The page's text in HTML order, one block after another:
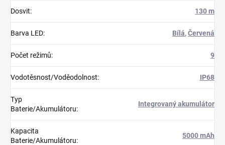
Dosvit: 130 m
Barva LED: Bílá,Červená
Počet režimů: 9
Vodotěsnost/Voděodolnost: IP68
Typ
Baterie/Akumulátoru:
Integrovaný akumulátor
Kapacita
Baterie/Akumulátoru:
5000 mAh